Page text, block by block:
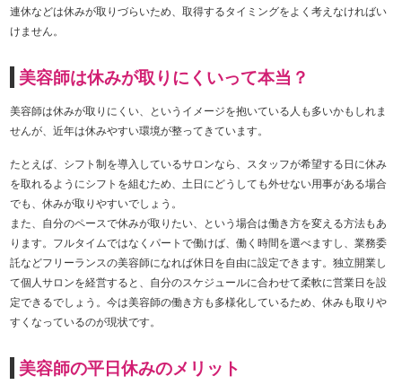
連休などは休みが取りづらいため、取得するタイミングをよく考えなければい
けません。
美容師は休みが取りにくいって本当？
美容師は休みが取りにくい、というイメージを抱いている人も多いかもしれま
せんが、近年は休みやすい環境が整ってきています。
たとえば、シフト制を導入しているサロンなら、スタッフが希望する日に休み
を取れるようにシフトを組むため、土日にどうしても外せない用事がある場合
でも、休みが取りやすいでしょう。
また、自分のペースで休みが取りたい、という場合は働き方を変える方法もあ
ります。フルタイムではなくパートで働けば、働く時間を選べますし、業務委
託などフリーランスの美容師になれば休日を自由に設定できます。独立開業し
て個人サロンを経営すると、自分のスケジュールに合わせて柔軟に営業日を設
定できるでしょう。今は美容師の働き方も多様化しているため、休みも取りや
すくなっているのが現状です。
美容師の平日休みのメリット